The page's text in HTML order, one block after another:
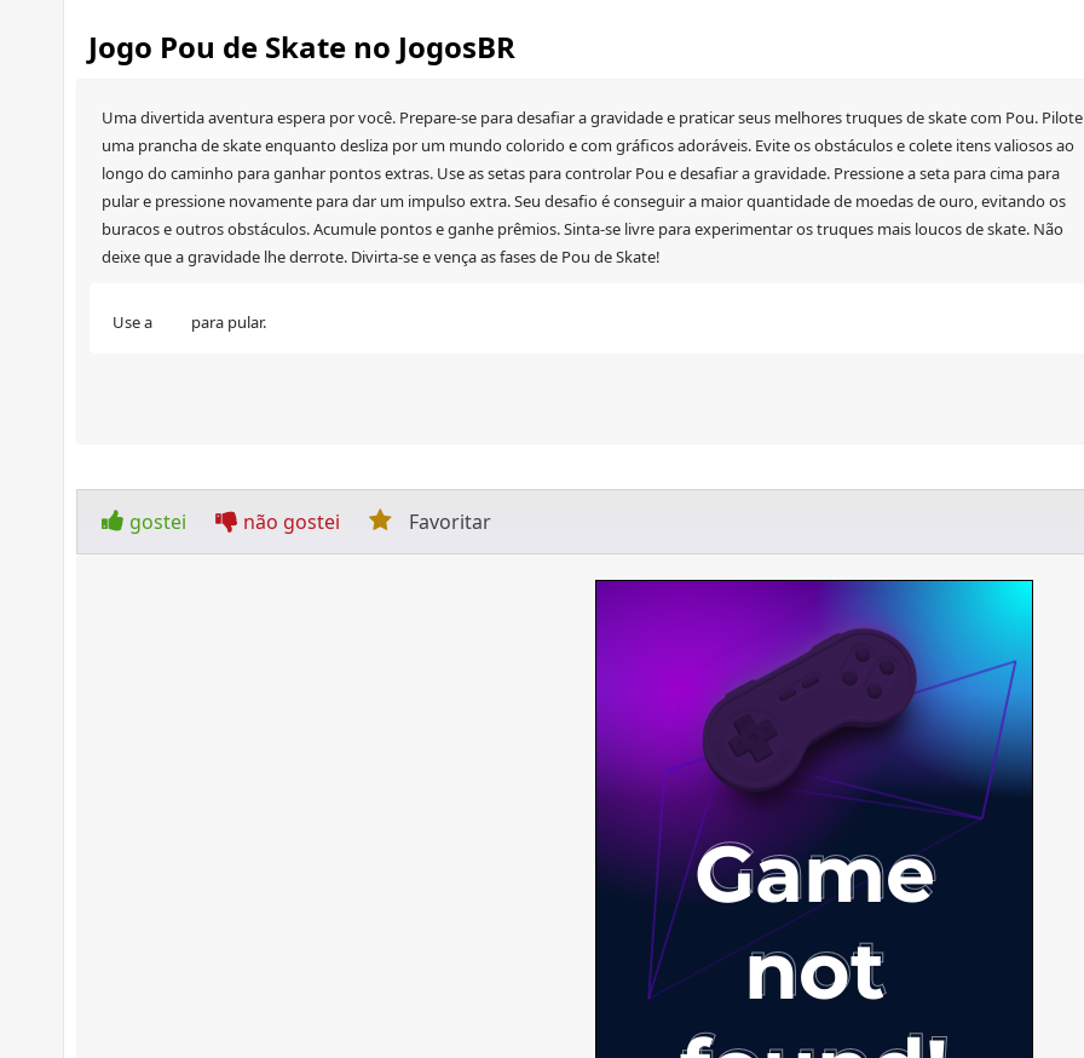
Jogo Pou de Skate no JogosBR
Uma divertida aventura espera por você. Prepare-se para desafiar a gravidade e praticar seus melhores truques de skate com Pou. Pilote
uma prancha de skate enquanto desliza por um mundo colorido e com gráficos adoráveis. Evite os obstáculos e colete itens valiosos ao
longo do caminho para ganhar pontos extras. Use as setas para controlar Pou e desafiar a gravidade. Pressione a seta para cima para
pular e pressione novamente para dar um impulso extra. Seu desafio é conseguir a maior quantidade de moedas de ouro, evitando os
buracos e outros obstáculos. Acumule pontos e ganhe prêmios. Sinta-se livre para experimentar os truques mais loucos de skate. Não
deixe que a gravidade lhe derrote. Divirta-se e vença as fases de Pou de Skate!
Use a para pular.
gostei não gostei Favoritar